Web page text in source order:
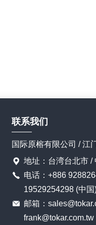
联系我们
国际原榕有限公司 / 江
地址：台湾台北市 /
电话：+886
19529254298 (中国
邮箱：
frank@tokar.com.tw